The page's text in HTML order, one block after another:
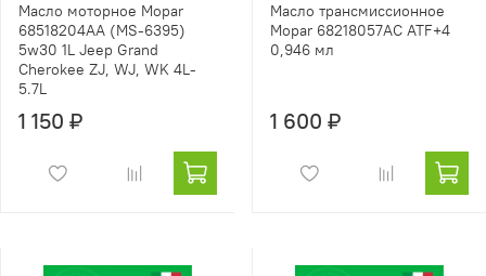
Масло моторное Mopar
68518204AA (MS-6395)
5w30 1L Jeep Grand
Cherokee ZJ, WJ, WK 4L-
5.7L
1 150 ₽
Масло трансмиссионное
Mopar 68218057AC ATF+4
0,946 мл
1 600 ₽